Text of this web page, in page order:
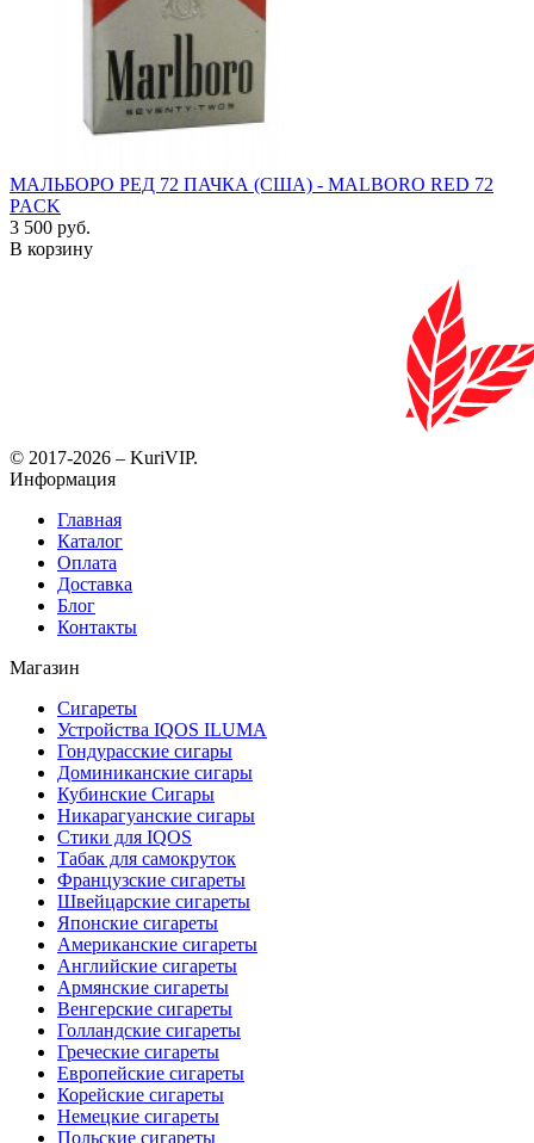
МАЛЬБОРО РЕД 72 ПАЧКА (США) - MALBORO RED 72
PACK
3 500 руб.
В корзину
© 2017-2026 – KuriVIP.
Информация
Главная
Каталог
Оплата
Доставка
Блог
Контакты
Магазин
Сигареты
Устройства IQOS ILUMA
Гондурасские сигары
Доминиканские сигары
Кубинские Сигары
Никарагуанские сигары
Стики для IQOS
Табак для самокруток
Французские сигареты
Швейцарские сигареты
Японские сигареты
Американские сигареты
Английские сигареты
Армянские сигареты
Венгерские сигареты
Голландские сигареты
Греческие сигареты
Европейские сигареты
Корейские сигареты
Немецкие сигареты
Польские сигареты